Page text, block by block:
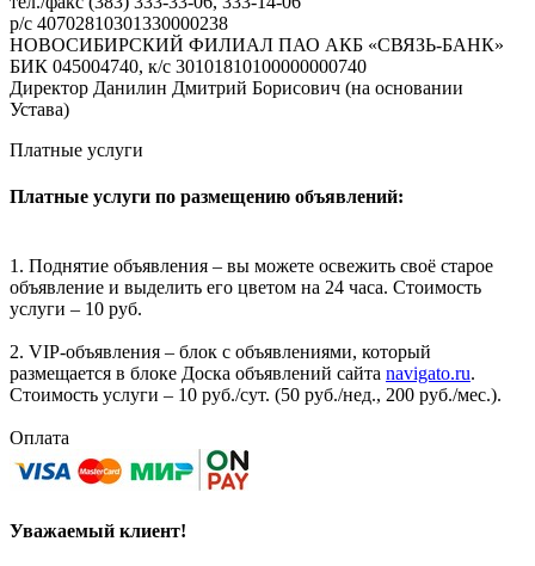
р/с 40702810301330000238
НОВОСИБИРСКИЙ ФИЛИАЛ ПАО АКБ «СВЯЗЬ-БАНК»
БИК 045004740, к/с 30101810100000000740
Директор Данилин Дмитрий Борисович (на основании
Устава)
Платные услуги
Платные услуги по размещению объявлений:
1. Поднятие объявления – вы можете освежить своё старое
объявление и выделить его цветом на 24 часа. Стоимость
услуги – 10 руб.
2. VIP-объявления – блок с объявлениями, который
размещается в блоке Доска объявлений сайта navigato.ru.
Стоимость услуги – 10 руб./сут. (50 руб./нед., 200 руб./мес.).
Оплата
Уважаемый клиент!